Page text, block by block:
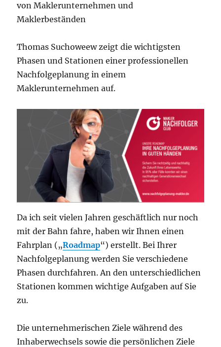
von Maklerunternehmen und
Maklerbeständen
Thomas Suchoweew zeigt die wichtigsten
Phasen und Stationen einer professionellen
Nachfolgeplanung in einem
Maklerunternehmen auf.
Da ich seit vielen Jahren geschäftlich nur noch
mit der Bahn fahre, haben wir Ihnen einen
Fahrplan („Roadmap“) erstellt. Bei Ihrer
Nachfolgeplanung werden Sie verschiedene
Phasen durchfahren. An den unterschiedlichen
Stationen kommen wichtige Aufgaben auf Sie
zu.
Die unternehmerischen Ziele während des
Inhaberwechsels sowie die persönlichen Ziele